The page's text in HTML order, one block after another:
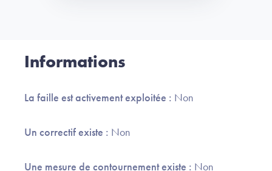
Informations
La faille est activement exploitée : Non
Un correctif existe : Non
Une mesure de contournement existe : Non